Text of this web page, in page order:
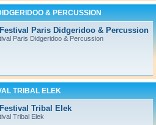
& PERCUSSION
Paris Didgeridoo & Percussion
Paris Didgeridoo & Percussion
TRIBAL ELEK
Tribal Elek
Tribal Elek